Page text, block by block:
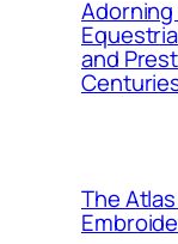
and
The